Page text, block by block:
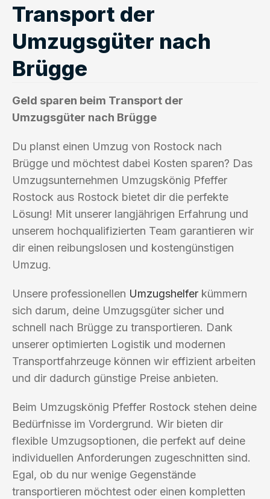
Transport der
Umzugsgüter nach
Brügge
Geld sparen beim Transport der
Umzugsgüter nach Brügge
Du planst einen Umzug von Rostock nach
Brügge und möchtest dabei Kosten sparen? Das
Umzugsunternehmen Umzugskönig Pfeffer
Rostock aus Rostock bietet dir die perfekte
Lösung! Mit unserer langjährigen Erfahrung und
unserem hochqualifizierten Team garantieren wir
dir einen reibungslosen und kostengünstigen
Umzug.
Unsere professionellen Umzugshelfer kümmern
sich darum, deine Umzugsgüter sicher und
schnell nach Brügge zu transportieren. Dank
unserer optimierten Logistik und modernen
Transportfahrzeuge können wir effizient arbeiten
und dir dadurch günstige Preise anbieten.
Beim Umzugskönig Pfeffer Rostock stehen deine
Bedürfnisse im Vordergrund. Wir bieten dir
flexible Umzugsoptionen, die perfekt auf deine
individuellen Anforderungen zugeschnitten sind.
Egal, ob du nur wenige Gegenstände
transportieren möchtest oder einen kompletten